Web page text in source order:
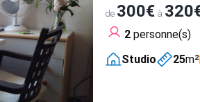
de 300€à
2personne(s)
Studio
25m²